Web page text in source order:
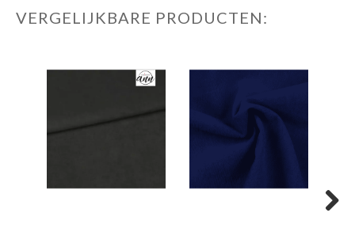
VERGELIJKBARE PRODUCTEN: